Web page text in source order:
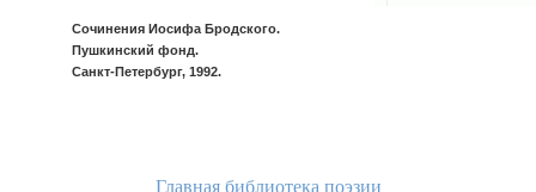
Сочинения Иосифа Бродского.
Пушкинский фонд.
Санкт-Петербург, 1992.
Главная библиотека поэзии